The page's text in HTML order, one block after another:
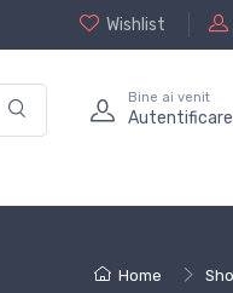
Wishlist
Bine ai venit
Autentificare
Home